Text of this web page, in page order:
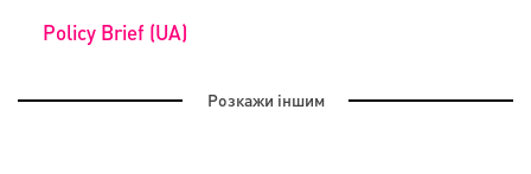
Policy Brief (UA)
Розкажи іншим